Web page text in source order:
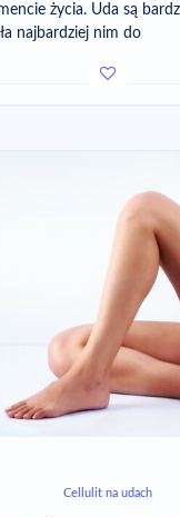
życia. Uda są
najbardziej nim do
Cellulit na udach